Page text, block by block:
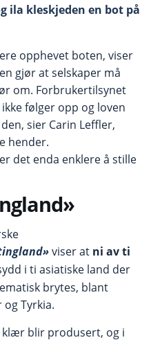
ila kleskjeden en bot på
opphevet boten, viser
gjør at selskaper må
om. Forbrukertilsynet
følger opp og loven
sier Carin Leffler,
hender.
det enda enklere å stille
viser at ni av ti
i ti asiatiske land der
brytes, blant
Tyrkia.
klær blir produsert, og i